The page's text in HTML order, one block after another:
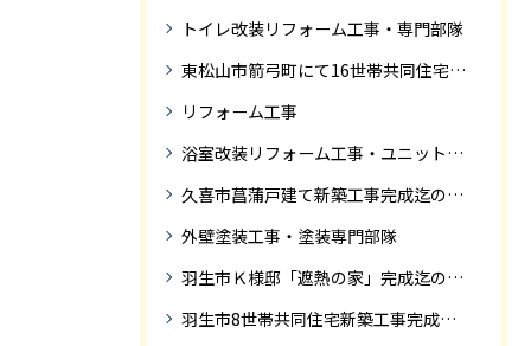
トイレ改装リフォーム工事・専門部隊
東松山市箭弓町にて16世帯共同住宅新築工事完成迄の紹介です。
リフォーム工事
浴室改装リフォーム工事・ユニットバス専門部隊
久喜市菖蒲戸建て新築工事完成迄の紹介
外壁塗装工事・塗装専門部隊
羽生市Ｋ様邸「遮熱の家」完成迄の紹介です
羽生市8世帯共同住宅新築工事完成迄の紹介